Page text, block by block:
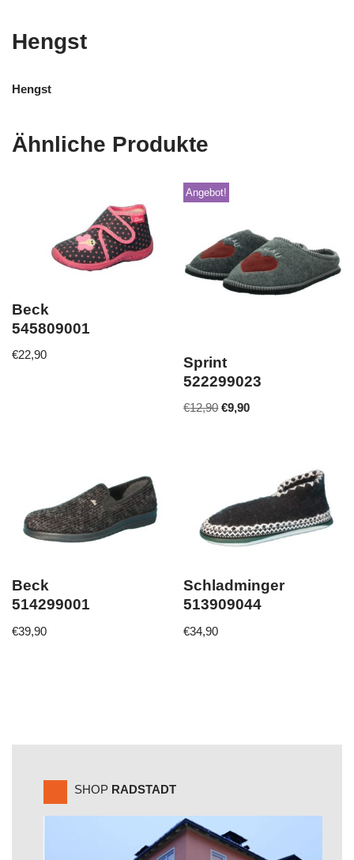
Hengst
Hengst
Ähnliche Produkte
Beck
545809001
€22,90
Angebot!
Sprint
522299023
€12,90 €9,90
Beck
514299001
€39,90
Schladminger
513909044
€34,90
SHOP RADSTADT